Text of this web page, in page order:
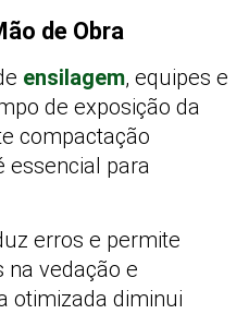
de Obra
ensilagem, equipes e
de exposição da
compactação
essencial para
erros e permite
na vedação e
otimizada diminui